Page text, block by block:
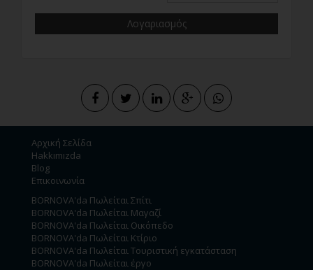
Λογαριασμός
Αρχική Σελίδα
Hakkımızda
Blog
Επικοινωνία
BORNOVA'da Πωλείται Σπίτι
BORNOVA'da Πωλείται Μαγαζί
BORNOVA'da Πωλείται Οικόπεδο
BORNOVA'da Πωλείται Κτίριο
BORNOVA'da Πωλείται Τουριστική εγκατάσταση
BORNOVA'da Πωλείται έργο